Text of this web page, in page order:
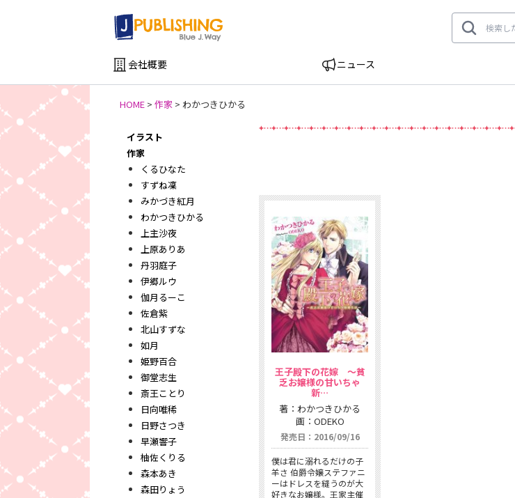
会社概要 ニュース
HOME > 作家 > わかつきひかる
イラスト
作家
くるひなた
すずね凜
みかづき紅月
わかつきひかる
上主沙夜
上原ありあ
丹羽庭子
伊郷ルウ
伽月るーこ
佐倉紫
北山すずな
如月
姫野百合
御堂志生
斎王ことり
日向唯稀
日野さつき
早瀬響子
柚佐くりる
森本あき
森田りょう
王子殿下の花嫁 〜貧
乏お嬢様の甘いちゃ
新…
著：わかつきひかる
画：ODEKO
発売日：2016/09/16
僕は君に溺れるだけの子
羊さ 伯爵令嬢ステファニ
ーはドレスを縫うのが大
好きなお嬢様。王家主催